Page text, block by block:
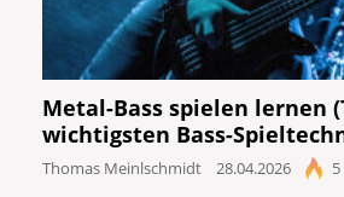
Metal-Bass spielen lernen
wichtigsten Bass-
Thomas Meinlschmidt 28.04.2026